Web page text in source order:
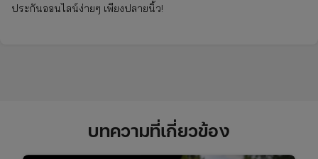
ประกันออนไลน์ง่ายๆ เพียงปลายนิ้ว!
บทความที่เกี่ยวข้อง